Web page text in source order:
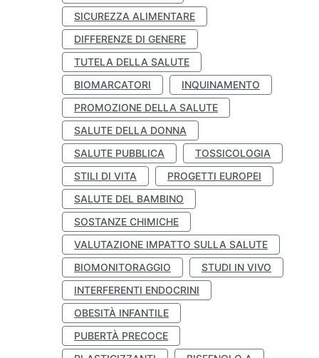
SICUREZZA ALIMENTARE
DIFFERENZE DI GENERE
TUTELA DELLA SALUTE
BIOMARCATORI
INQUINAMENTO
PROMOZIONE DELLA SALUTE
SALUTE DELLA DONNA
SALUTE PUBBLICA
TOSSICOLOGIA
STILI DI VITA
PROGETTI EUROPEI
SALUTE DEL BAMBINO
SOSTANZE CHIMICHE
VALUTAZIONE IMPATTO SULLA SALUTE
BIOMONITORAGGIO
STUDI IN VIVO
INTERFERENTI ENDOCRINI
OBESITÀ INFANTILE
PUBERTÀ PRECOCE